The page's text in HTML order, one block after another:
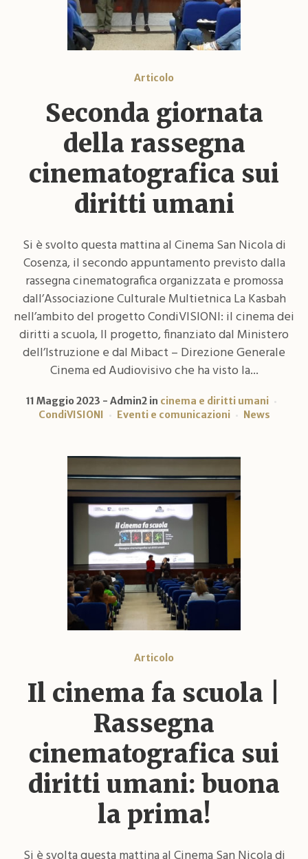
Articolo
Seconda giornata
della rassegna
cinematografica sui
diritti umani
Si è svolto questa mattina al Cinema San Nicola di
Cosenza, il secondo appuntamento previsto dalla
rassegna cinematografica organizzata e promossa
dall’Associazione Culturale Multietnica La Kasbah
nell’ambito del progetto CondiVISIONI: il cinema dei
diritti a scuola, Il progetto, finanziato dal Ministero
dell’Istruzione e dal Mibact – Direzione Generale
Cinema ed Audiovisivo che ha visto la...
11 Maggio 2023 Admin2 in cinema e diritti umani
CondiVISIONI
Eventi e comunicazioni News
Articolo
Il cinema fa scuola |
Rassegna
cinematografica sui
diritti umani: buona
la prima!